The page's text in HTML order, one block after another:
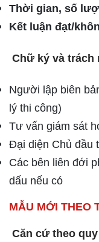
Thời gian, số
Kết luận đạt/
Chữ ký và trách
Người lập biên
lý thi công)
Tư vấn giám sát
Đại diện Chủ đầu
Các bên liên đới
dấu nếu có
MẪU MỚI THEO
Căn cứ theo